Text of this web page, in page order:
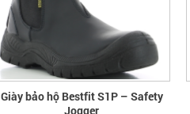
Giày bảo hộ Bestfit S1P – Safety
Jogger